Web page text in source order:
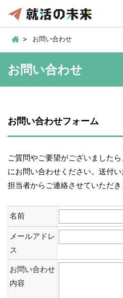
お問い合わせ
お問い合わせ
お問い合わせフォーム
ご質問やご要望がございました
にお問い合わせください。送付い
担当者からご連絡させていただき
名前
メールアドレ
ス
お問い合わせ
内容